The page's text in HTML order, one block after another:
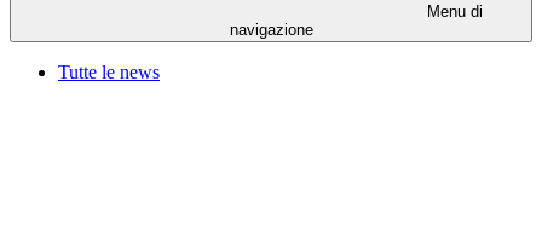
Menu di
navigazione
Tutte le news